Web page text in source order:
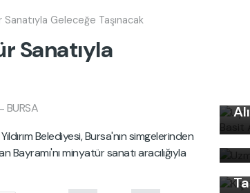
Geleceğe Taşınacak
Sanatıyla
-BURSA
Belediyesi, Bursa'nın simgelerinden
minyatür sanatı aracılığıyla